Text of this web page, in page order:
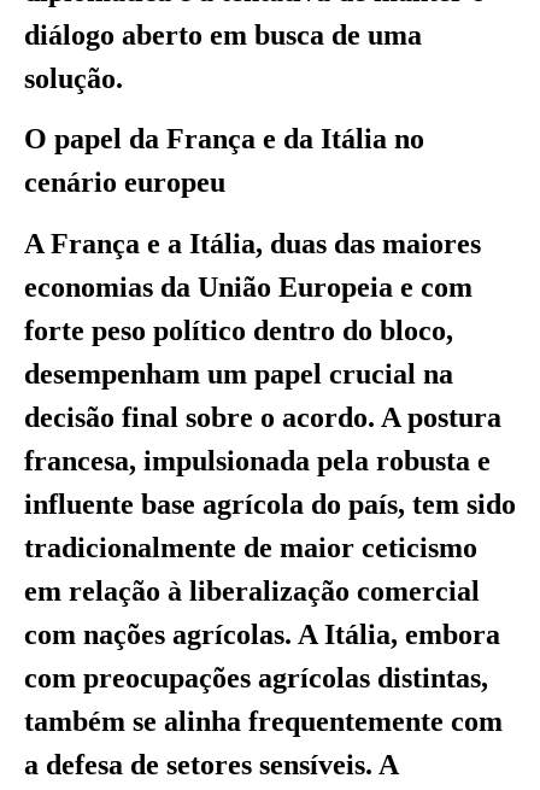
diálogo aberto em busca de uma
solução.
O papel da França e da Itália no
cenário europeu
A França e a Itália, duas das maiores
economias da União Europeia e com
forte peso político dentro do bloco,
desempenham um papel crucial na
decisão final sobre o acordo. A postura
francesa, impulsionada pela robusta e
influente base agrícola do país, tem sido
tradicionalmente de maior ceticismo
em relação à liberalização comercial
com nações agrícolas. A Itália, embora
com preocupações agrícolas distintas,
também se alinha frequentemente com
a defesa de setores sensíveis. A